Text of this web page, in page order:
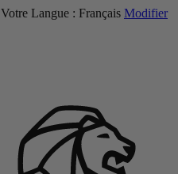
Votre Langue : Français Modifier